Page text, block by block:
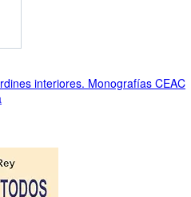
interiores. Monografías CEAC